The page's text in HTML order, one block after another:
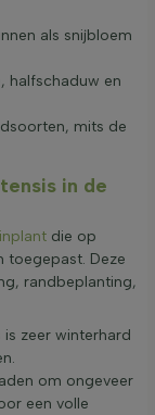
als snijbloem
halfschaduw en
mits de
in de
die op
toegepast. Deze
randbeplanting,
zeer winterhard
om ongeveer
een volle